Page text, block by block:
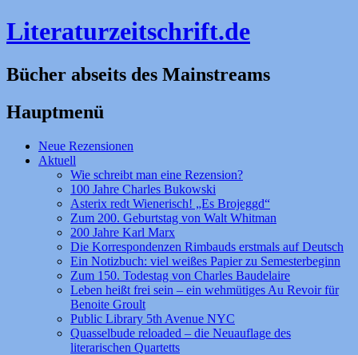
Literaturzeitschrift.de
Bücher abseits des Mainstreams
Hauptmenü
Zum
Inhalt
Neue Rezensionen
Aktuell
Wie schreibt man eine Rezension?
100 Jahre Charles Bukowski
Asterix redt Wienerisch! „Es Brojeggd“
Zum 200. Geburtstag von Walt Whitman
200 Jahre Karl Marx
Die Korrespondenzen Rimbauds erstmals auf Deutsch
Ein Notizbuch: viel weißes Papier zu Semesterbeginn
Zum 150. Todestag von Charles Baudelaire
Leben heißt frei sein – ein wehmütiges Au Revoir für
Benoite Groult
Public Library 5th Avenue NYC
Quasselbude reloaded – die Neuauflage des
literarischen Quartetts